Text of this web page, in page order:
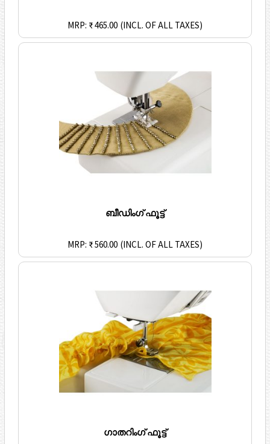
MRP: ₹ 465.00 (INCL. OF ALL TAXES)
ബീഡിംഗ് ഫൂട്ട്
MRP: ₹ 560.00 (INCL. OF ALL TAXES)
ഗാതറിംഗ് ഫൂട്ട്